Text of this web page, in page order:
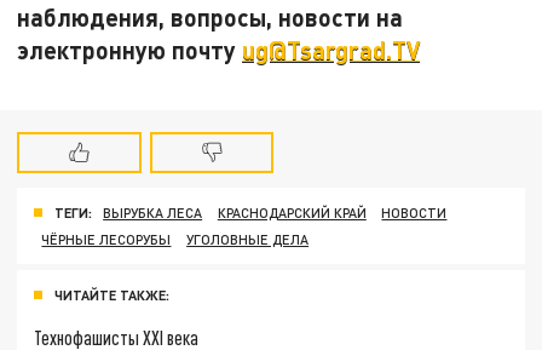
наблюдения, вопросы, новости на
электронную почту ug@Tsargrad.TV
ТЕГИ: ВЫРУБКА ЛЕСА КРАСНОДАРСКИЙ КРАЙ
НОВОСТИ
ЧЁРНЫЕ ЛЕСОРУБЫ
УГОЛОВНЫЕ ДЕЛА
ЧИТАЙТЕ ТАКЖЕ:
Технофашисты XXI века